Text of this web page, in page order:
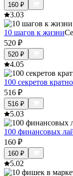
160 ₽
3.03
10 шагов к жизни
520 ₽
520 ₽
4.05
100 секретов
516 ₽
516 ₽
5.03
100 финансовых
160 ₽
160 ₽
5.02